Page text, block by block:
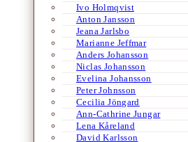
Ivo Holmqvist
Anton Jansson
Jeana Jarlsbo
Marianne Jeffmar
Anders Johansson
Niclas Johansson
Evelina Johansson
Peter Johnsson
Cecilia Jöngard
Ann-Cathrine Jungar
Lena Kåreland
David Karlsson